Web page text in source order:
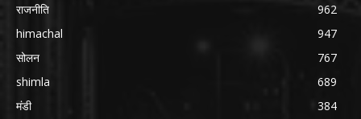
राजनीति
962
himachal
947
सोलन
767
shimla
689
मंडी
384